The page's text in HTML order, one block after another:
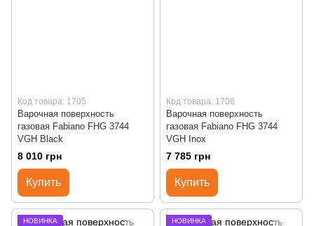
Код товара: 1705
Варочная поверхность
газовая Fabiano FHG 3744
VGH Black
8 010 грн
Купить
Код товара: 1706
Варочная поверхность
газовая Fabiano FHG 3744
VGH Inox
7 785 грн
Купить
НОВИНКА НОВИНКА